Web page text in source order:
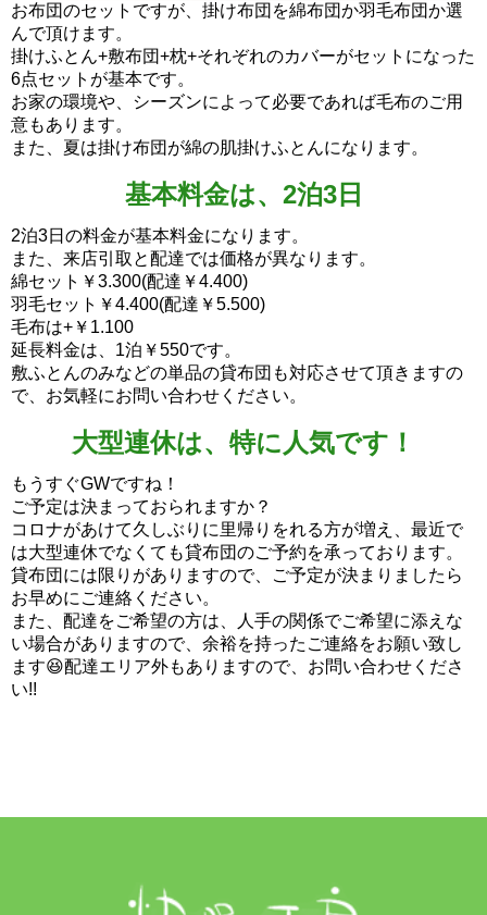
お布団のセットですが、掛け布団を綿布団か羽毛布団か選
んで頂けます。
掛けふとん+敷布団+枕+それぞれのカバーがセットになった
6点セットが基本です。
お家の環境や、シーズンによって必要であれば毛布のご用
意もあります。
また、夏は掛け布団が綿の肌掛けふとんになります。
基本料金は、2泊3日
2泊3日の料金が基本料金になります。
また、来店引取と配達では価格が異なります。
綿セット￥3.300(配達￥4.400)
羽毛セット￥4.400(配達￥5.500)
毛布は+￥1.100
延長料金は、1泊￥550です。
敷ふとんのみなどの単品の貸布団も対応させて頂きますの
で、お気軽にお問い合わせください。
大型連休は、特に人気です！
もうすぐGWですね！
ご予定は決まっておられますか？
コロナがあけて久しぶりに里帰りをれる方が増え、最近で
は大型連休でなくても貸布団のご予約を承っております。
貸布団には限りがありますので、ご予定が決まりましたら
お早めにご連絡ください。
また、配達をご希望の方は、人手の関係でご希望に添えな
い場合がありますので、余裕を持ったご連絡をお願い致し
ます😆配達エリア外もありますので、お問い合わせくださ
い!!